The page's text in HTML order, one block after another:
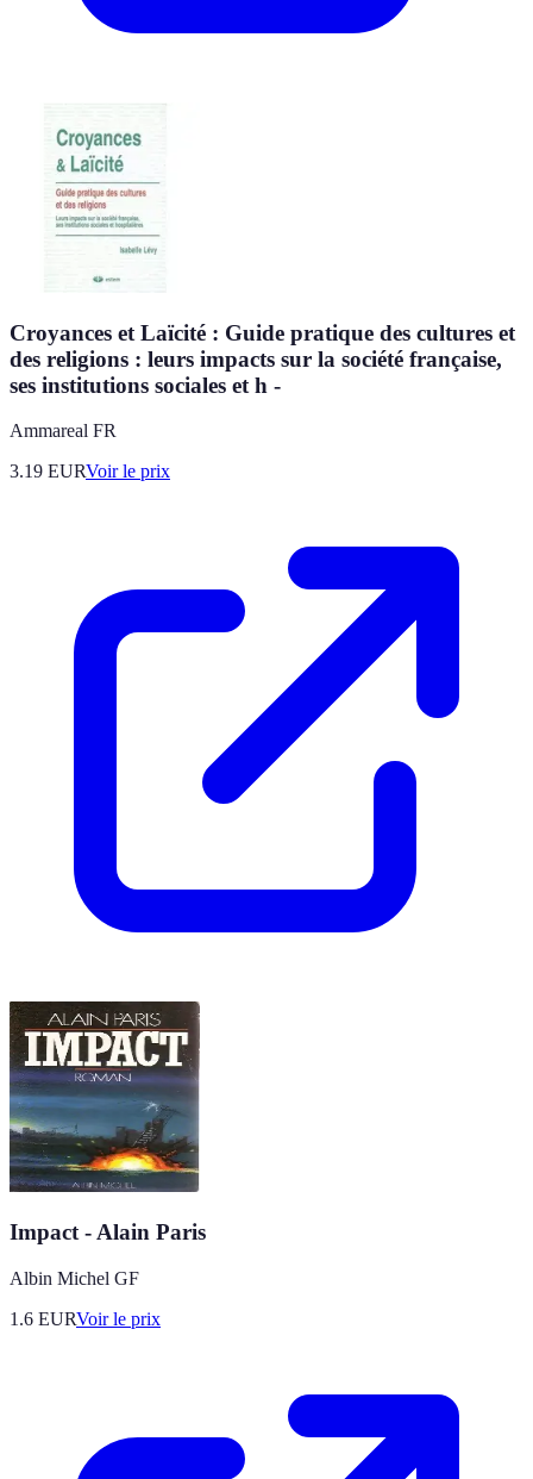
Croyances et Laïcité : Guide pratique des cultures et
des religions : leurs impacts sur la société française,
ses institutions sociales et h -
Ammareal FR
3.19 EURVoir le prix
Impact - Alain Paris
Albin Michel GF
1.6 EURVoir le prix